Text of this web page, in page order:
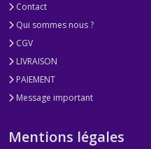
Contact
Qui sommes nous ?
CGV
LIVRAISON
PAIEMENT
Message important
Mentions légales